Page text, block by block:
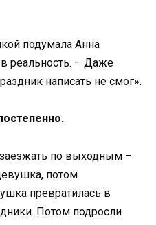
подумала Анна
реальность. – Даже
написать не смог».
по выходным –
потом
превратилась в
Потом подросли